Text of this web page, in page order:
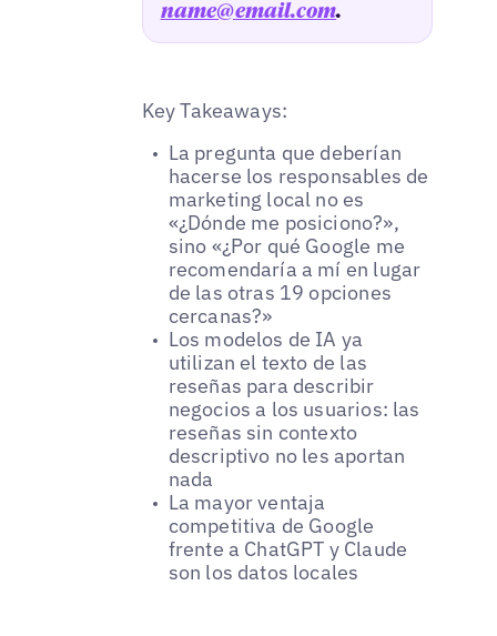
name@email.com.
Key Takeaways:
La pregunta que deberían
hacerse los responsables de
marketing local no es
«¿Dónde me posiciono?»,
sino «¿Por qué Google me
recomendaría a mí en lugar
de las otras 19 opciones
cercanas?»
Los modelos de IA ya
utilizan el texto de las
reseñas para describir
negocios a los usuarios: las
reseñas sin contexto
descriptivo no les aportan
nada
La mayor ventaja
competitiva de Google
frente a ChatGPT y Claude
son los datos locales